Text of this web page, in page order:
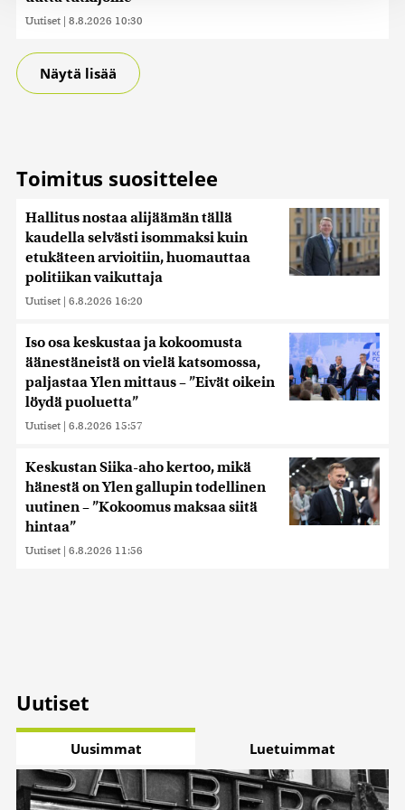
tukemiseen ja kävijämäärämme analysoimiseen. Lisäksi
jaamme sosiaalisen median, mainosalan ja analytiikka-
sivustoamme. Kumppanimme voivat yhdistää näitä
tietoja muihin tietoihin, joita olet antanut heille tai joita on
Uutiset | 8.8.2026 10:30
Näytä lisää
Toimitus suosittelee
Hallitus nostaa alijäämän tällä
kaudella selvästi isommaksi kuin
etukäteen arvioitiin, huomauttaa
politiikan vaikuttaja
Uutiset | 6.8.2026 16:20
Iso osa keskustaa ja kokoomusta
äänestäneistä on vielä katsomossa,
paljastaa Ylen mittaus – ”Eivät oikein
löydä puoluetta”
Uutiset | 6.8.2026 15:57
Keskustan Siika-aho kertoo, mikä
hänestä on Ylen gallupin todellinen
uutinen – ”Kokoomus maksaa siitä
hintaa”
Uutiset | 6.8.2026 11:56
Uutiset
Uusimmat Luetuimmat